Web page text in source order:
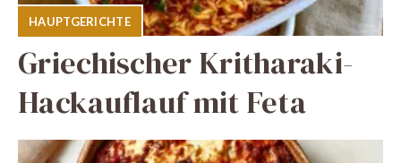
HAUPTGERICHTE
Griechischer Kritharaki-
Hackauflauf mit Feta